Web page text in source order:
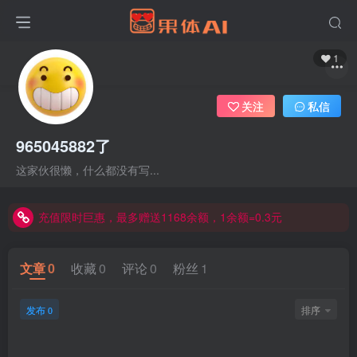
1
965045882了
这家伙很懒，什么都没有写...
关注 私信
充值限时巨惠，最多赠送1168余额，1余额=0.3元
文章0 收藏 0 评论 0 粉丝 1
发布 0 排序